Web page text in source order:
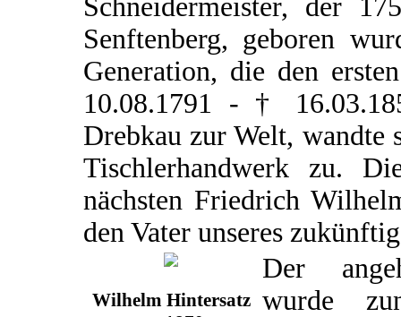
Schneidermeister, der
Senftenberg, geboren
Generation, die den
10.08.1791 - †
Drebkau zur Welt, wandte
Tischlerhandwerk zu.
nächsten Friedrich
den Vater unseres
Wilhelm Hintersatz
Der
wurde